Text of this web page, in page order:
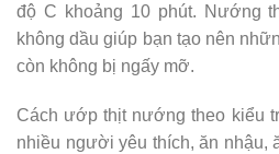
độ C khoảng 10 phút. Nướng
không dầu giúp bạn tạo nên
còn không bị ngấy mỡ.
Cách ướp thịt nướng theo kiểu
nhiều người yêu thích, ăn nhậu,